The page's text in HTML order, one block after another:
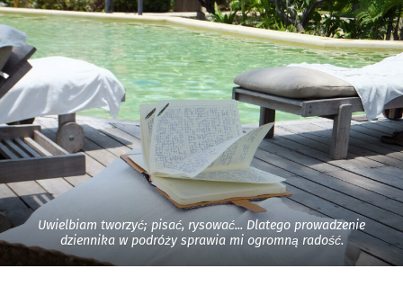
Uwielbiam tworzyć; pisać, rysować... Dlatego prowadzenie
dziennika w podróży sprawia mi ogromną radość.